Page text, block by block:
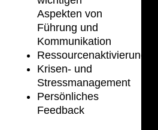
Aspekten von
Führung und
Kommunikation
Ressourcenaktivierung
Krisen- und
Stressmanagement
Persönliches
Feedback